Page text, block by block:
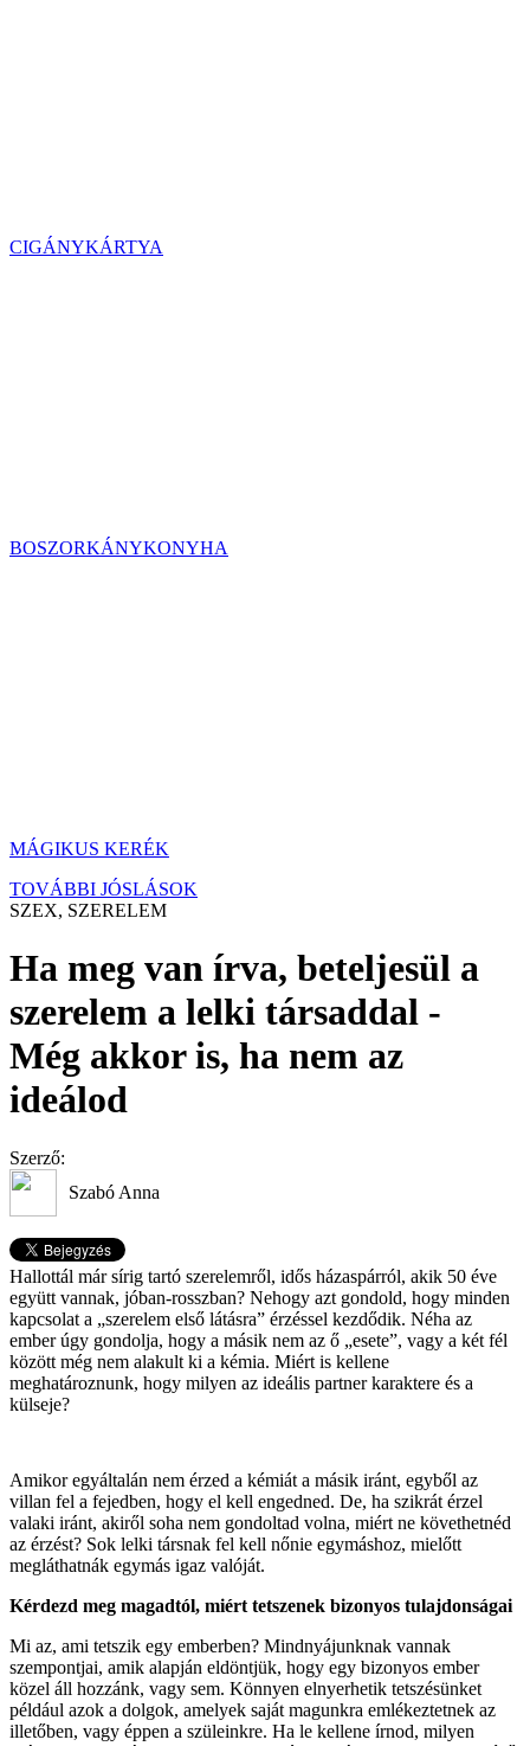
CIGÁNYKÁRTYA
BOSZORKÁNYKONYHA
MÁGIKUS KERÉK
TOVÁBBI JÓSLÁSOK
SZEX, SZERELEM
Ha meg van írva, beteljesül a
szerelem a lelki társaddal -
Még akkor is, ha nem az
ideálod
Szerző:
Szabó Anna
Hallottál már sírig tartó szerelemről, idős házaspárról, akik 50 éve
együtt vannak, jóban-rosszban? Nehogy azt gondold, hogy minden
kapcsolat a „szerelem első látásra” érzéssel kezdődik. Néha az
ember úgy gondolja, hogy a másik nem az ő „esete”, vagy a két fél
között még nem alakult ki a kémia. Miért is kellene
meghatároznunk, hogy milyen az ideális partner karaktere és a
külseje?
Amikor egyáltalán nem érzed a kémiát a másik iránt, egyből az
villan fel a fejedben, hogy el kell engedned. De, ha szikrát érzel
valaki iránt, akiről soha nem gondoltad volna, miért ne követhetnéd
az érzést? Sok lelki társnak fel kell nőnie egymáshoz, mielőtt
megláthatnák egymás igaz valóját.
Kérdezd meg magadtól, miért tetszenek bizonyos tulajdonságai
Mi az, ami tetszik egy emberben? Mindnyájunknak vannak
szempontjai, amik alapján eldöntjük, hogy egy bizonyos ember
közel áll hozzánk, vagy sem. Könnyen elnyerhetik tetszésünket
például azok a dolgok, amelyek saját magunkra emlékeztetnek az
illetőben, vagy éppen a szüleinkre. Ha le kellene írnod, milyen